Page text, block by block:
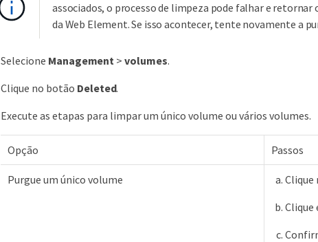
associados, o processo de limpeza pode falhar e retornar
da Web Element. Se isso acontecer, tente novamente a
Selecione Management >volumes.
Clique no botão Deleted.
Execute as etapas para limpar um único volume ou vários volumes.
Opção Passos
Purgue um único volume
Clique
Clique